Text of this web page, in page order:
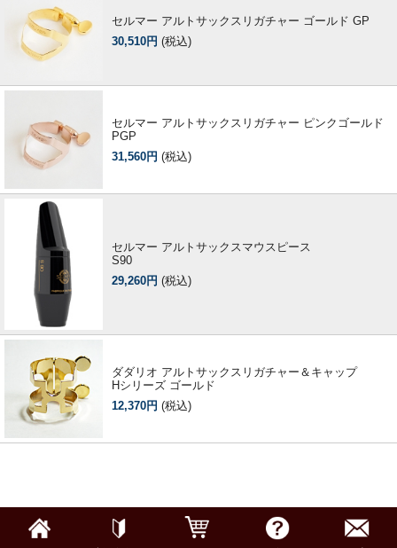
セルマー アルトサックスリガチャー ゴールド GP
30,510円 (税込)
セルマー アルトサックスリガチャー ピンクゴールド
PGP
31,560円 (税込)
セルマー アルトサックスマウスピース
S90
29,260円 (税込)
ダダリオ アルトサックスリガチャー＆キャップ
Hシリーズ ゴールド
12,370円 (税込)